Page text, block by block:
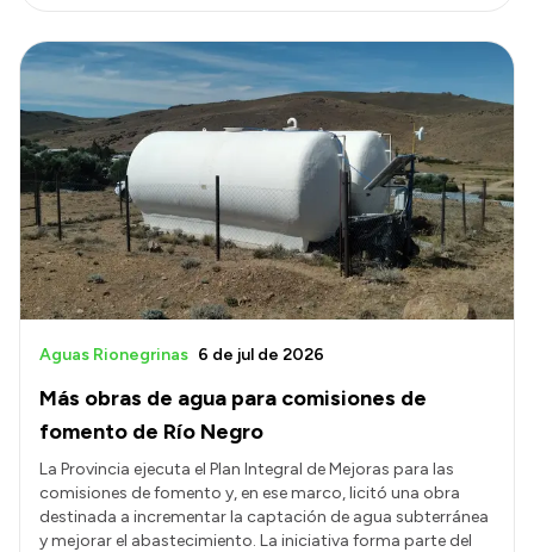
Más obras de agua para comisiones de
fomento de Río Negro
Aguas Rionegrinas 6 de jul de 2026
La Provincia ejecuta el Plan Integral de Mejoras para las
comisiones de fomento y, en ese marco, licitó una obra
destinada a incrementar la captación de agua subterránea
y mejorar el abastecimiento. La iniciativa forma parte del